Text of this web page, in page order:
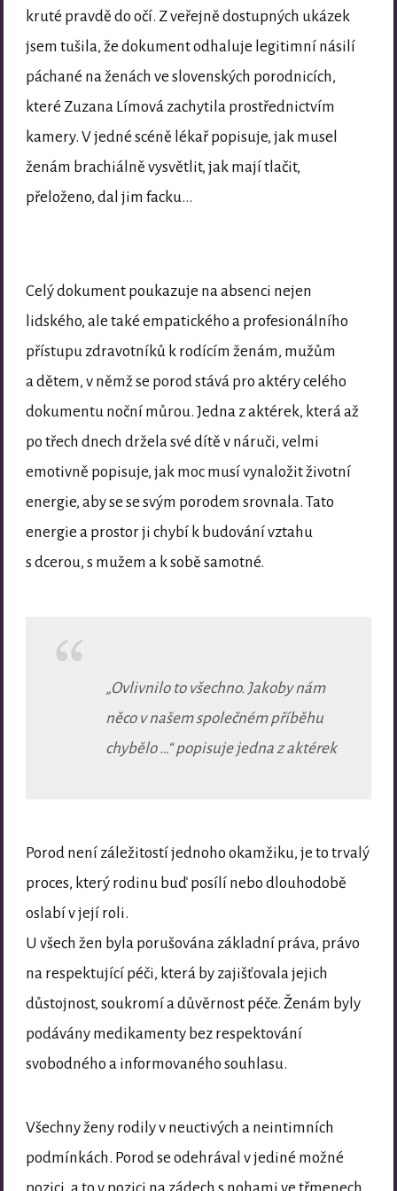
kruté pravdě do očí. Z veřejně dostupných ukázek
jsem tušila, že dokument odhaluje legitimní násilí
páchané na ženách ve slovenských porodnicích,
které Zuzana Límová zachytila prostřednictvím
kamery. V jedné scéně lékař popisuje, jak musel
ženám brachiálně vysvětlit, jak mají tlačit,
přeloženo, dal jim facku…
Celý dokument poukazuje na absenci nejen
lidského, ale také empatického a profesionálního
přístupu zdravotníků k rodícím ženám, mužům
a dětem, v němž se porod stává pro aktéry celého
dokumentu noční můrou. Jedna z aktérek, která až
po třech dnech držela své dítě v náruči, velmi
emotivně popisuje, jak moc musí vynaložit životní
energie, aby se se svým porodem srovnala. Tato
energie a prostor ji chybí k budování vztahu
s dcerou, s mužem a k sobě samotné.
„Ovlivnilo to všechno. Jakoby nám
něco v našem společném příběhu
chybělo …“ popisuje jedna z aktérek
Porod není záležitostí jednoho okamžiku, je to trvalý
proces, který rodinu buď posílí nebo dlouhodobě
oslabí v její roli.
U všech žen byla porušována základní práva, právo
na respektující péči, která by zajišťovala jejich
důstojnost, soukromí a důvěrnost péče. Ženám byly
podávány medikamenty bez respektování
svobodného a informovaného souhlasu.
Všechny ženy rodily v neuctivých a neintimních
podmínkách. Porod se odehrával v jediné možné